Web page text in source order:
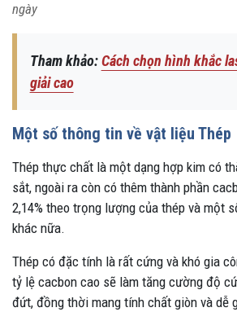
ngày
Tham khảo:Cách chọn hình khắc
giải cao
Một số thông tin về vật liệu Thép
Thép thực chất là một dạng hợp kim có
sắt, ngoài ra còn có thêm thành phần
2,14% theo trọng lượng của thép và một
khác nữa.
Thép có đặc tính là rất cứng và khó gia
tỷ lệ cacbon cao sẽ làm tăng cường độ
đứt, đồng thời mang tính chất giòn và dễ